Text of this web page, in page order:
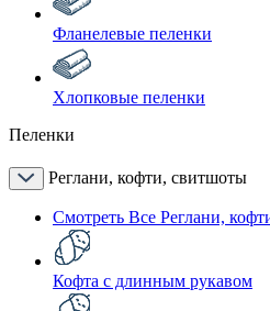
Фланелевые пеленки
Хлопковые пеленки
Пеленки
Реглани, кофти, свитшоты
Смотреть Все Реглани,
Кофта с длинным рукавом